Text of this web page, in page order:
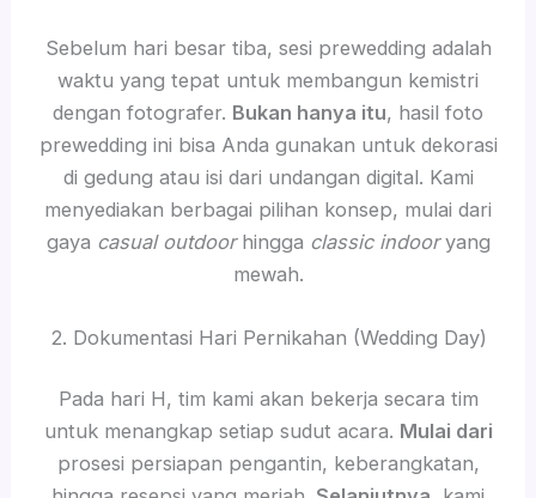
Sebelum hari besar tiba, sesi prewedding adalah
waktu yang tepat untuk membangun kemistri
dengan fotografer. Bukan hanya itu, hasil foto
prewedding ini bisa Anda gunakan untuk dekorasi
di gedung atau isi dari undangan digital. Kami
menyediakan berbagai pilihan konsep, mulai dari
gaya casual outdoorhingga classic indooryang
mewah.
2. Dokumentasi Hari Pernikahan (Wedding Day)
Pada hari H, tim kami akan bekerja secara tim
untuk menangkap setiap sudut acara. Mulai dari
prosesi persiapan pengantin, keberangkatan,